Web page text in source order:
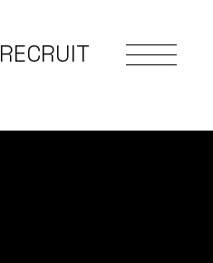
RECRUIT